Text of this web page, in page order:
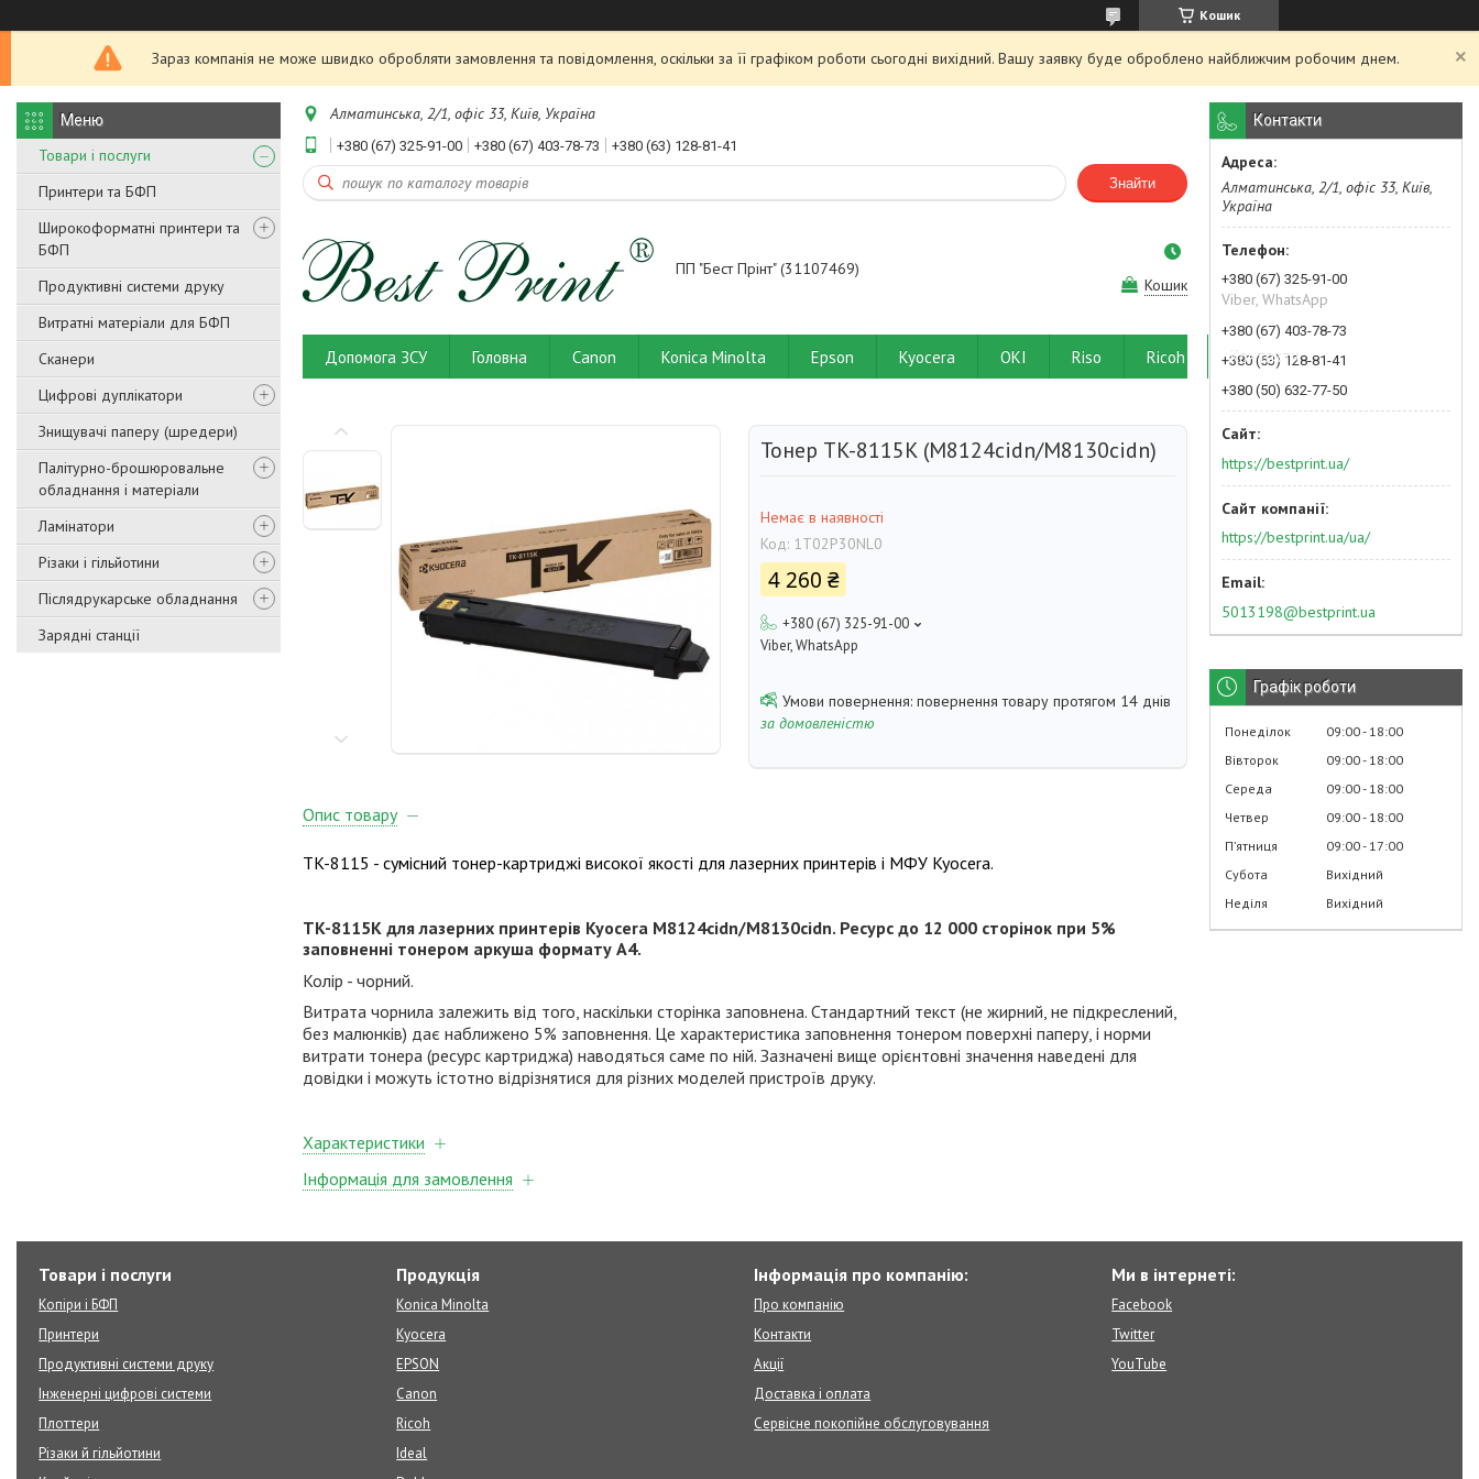
Кошик
Зараз компанія не може швидко обробляти замовлення та повідомлення, оскільки за її графіком роботи сьогодні вихідний. Вашу заявку буде оброблено найближчим робочим днем.
Товари і послуги
Принтери та БФП
Широкоформатні принтери та
БФП
Продуктивні системи друку
Витратні матеріали для БФП
Сканери
Цифрові дуплікатори
Знищувачі паперу (шредери)
Палітурно-брошюровальне
обладнання і матеріали
Ламінатори
Різаки і гільйотини
Післядрукарське обладнання
Зарядні станції
Алматинська, 2/1, офіс 33, Київ, Україна
+380 (67) 325-91-00 +380 (67) 403-78-73 +380 (63) 128-81-41
Знайти
ПП "Бест Прінт" (31107469)
Кошик
Допомога ЗСУ Головна Canon Konica Minolta Epson Kyocera OKI Riso Ricoh Контакти
Тонер TK-8115K (M8124cidn/M8130cidn)
Немає в наявності
Код: 1T02P30NL0
4 260 ₴
+380 (67) 325-91-00
Viber, WhatsApp
повернення товару протягом 14 днів
за домовленістю
Опис товару
TK-8115 - сумісний тонер-картриджі високої якості для лазерних принтерів і МФУ Kyocera.
TK-8115K для лазерних принтерів Kyocera M8124cidn/M8130cidn. Ресурс до 12 000 сторінок при 5%
заповненні тонером аркуша формату A4.
Колір - чорний.
Витрата чорнила залежить від того, наскільки сторінка заповнена. Стандартний текст (не жирний, не підкреслений,
без малюнків) дає наближено 5% заповнення. Це характеристика заповнення тонером поверхні паперу, і норми
витрати тонера (ресурс картриджа) наводяться саме по ній. Зазначені вище орієнтовні значення наведені для
довідки і можуть істотно відрізнятися для різних моделей пристроїв друку.
Характеристики
Інформація для замовлення
Контакти
Алматинська, 2/1, офіс 33, Київ,
Україна
+380 (67) 325-91-00
Viber, WhatsApp
+380 (67) 403-78-73
+380 (63) 128-81-41
+380 (50) 632-77-50
https://bestprint.ua/
https://bestprint.ua/ua/
5013198@bestprint.ua
Графік роботи
Понеділок 09:00 18:00
Вівторок
09:00 18:00
Середа
09:00 18:00
Четвер
09:00 18:00
Пʼятниця
09:00 17:00
Субота
Вихідний
Неділя
Вихідний
Товари і послуги
Копіри і БФП
Принтери
Продуктивні системи друку
Інженерні цифрові системи
Плоттери
Різаки й гільйотини
Продукція
Konica Minolta
Kyocera
EPSON
Canon
Ricoh
Ideal
Інформація про компанію:
Про компанію
Контакти
Акції
Доставка і оплата
Сервісне покопійне обслуговування
Ми в інтернеті:
Facebook
Twitter
YouTube